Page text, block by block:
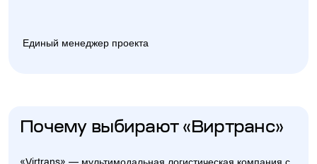
Единый менеджер проекта
Почему выбирают «Виртранс»